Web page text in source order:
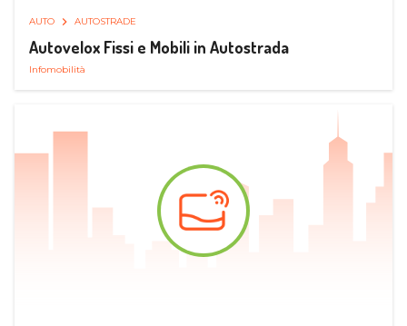
AUTO AUTOSTRADE
Autovelox Fissi e Mobili in Autostrada
Infomobilità